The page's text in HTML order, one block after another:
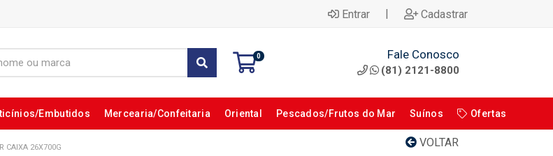
Entrar | Cadastrar
0 Fale Conosco
(81) 2121-8800
Embutidos Mercearia/Confeitaria Oriental Pescados/Frutos do Mar Suínos Ofertas
VOLTAR
CAIXA 26X700G